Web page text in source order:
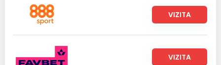
VIZITA
VIZITA